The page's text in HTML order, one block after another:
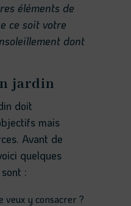
éléments de
ce soit votre
dont
jardin
doit
mais
Avant de
quelques
:
veux y consacrer ?